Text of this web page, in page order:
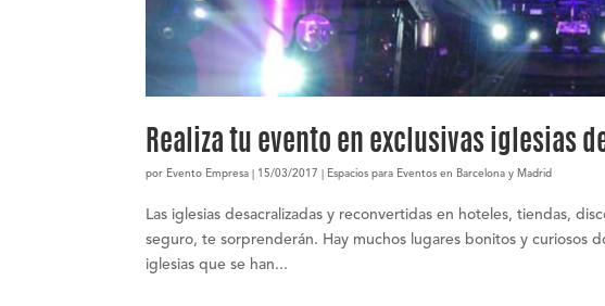
Realiza tu evento en exclusivas iglesias
por Evento Empresa 15/03/2017 Espacios para Eventos en Barcelona y Madrid
Las iglesias desacralizadas y reconvertidas en hoteles, tiendas,
seguro, te sorprenderán. Hay muchos lugares bonitos y curiosos
iglesias que se han...